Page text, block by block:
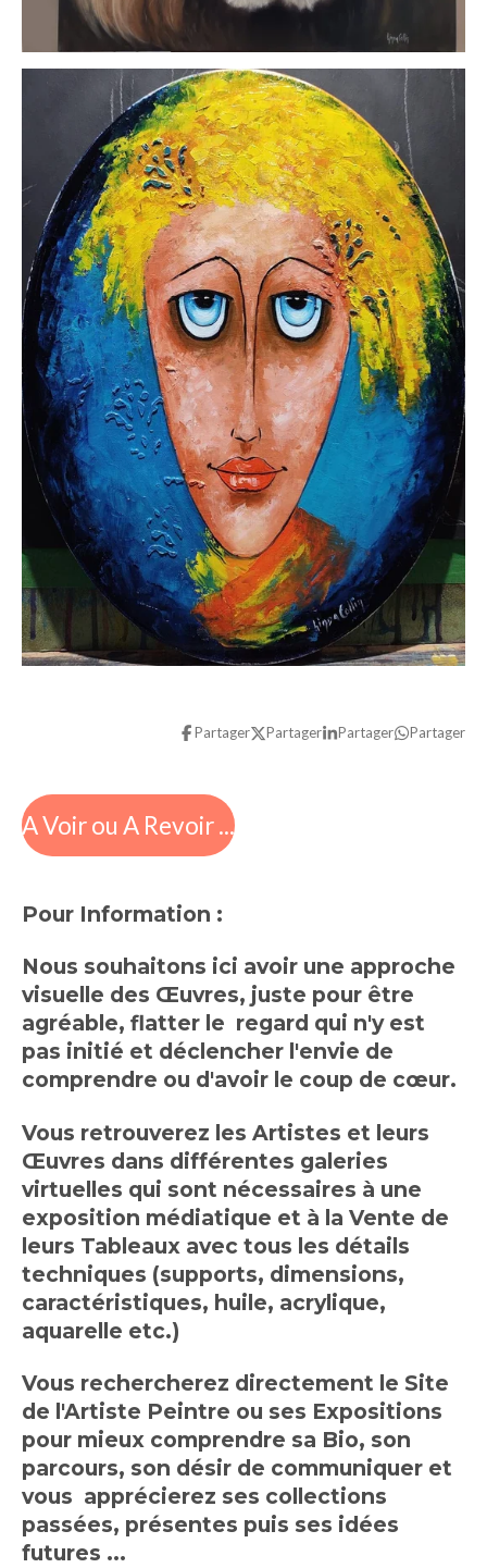
Partager Partager Partager Partager
A Voir ou A Revoir ...
Pour Information :
Nous souhaitons ici avoir une approche
visuelle des Œuvres, juste pour être
agréable, flatter le regard qui n'y est
pas initié et déclencher l'envie de
comprendre ou d'avoir le coup de cœur.
Vous retrouverez les Artistes et leurs
Œuvres dans différentes galeries
virtuelles qui sont nécessaires à une
exposition médiatique et à la Vente de
leurs Tableaux avec tous les détails
techniques (supports, dimensions,
caractéristiques, huile, acrylique,
aquarelle etc.)
Vous rechercherez directement le Site
de l'Artiste Peintre ou ses Expositions
pour mieux comprendre sa Bio, son
parcours, son désir de communiquer et
vous apprécierez ses collections
passées, présentes puis ses idées
futures ...